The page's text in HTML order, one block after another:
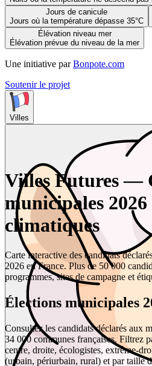
Jours de canicule
Jours où la température dépasse 35°C
Élévation niveau mer
Élévation prévue du niveau de la mer
Une initiative par Bonpote.com
Soutenir le projet
Villes
Villes Futures —
municipales
climatiques
Carte interactive des candidats
2026 en France. Plus de 50 000
programmes, sites de campagne et
Élections municipales
Consultez les candidats déclarés aux
34 000 communes françaises. Filtrez
centre, droite, écologistes, extrême-
(urbain, périurbain, rural) et par taille